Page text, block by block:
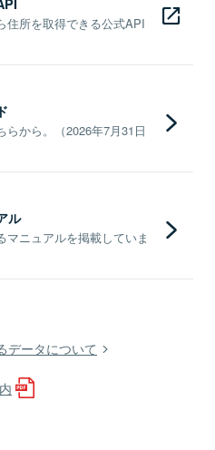
住所を取得できる公式API
から。（2026年7月31日
ル
ニュアルを掲載していま
データについて